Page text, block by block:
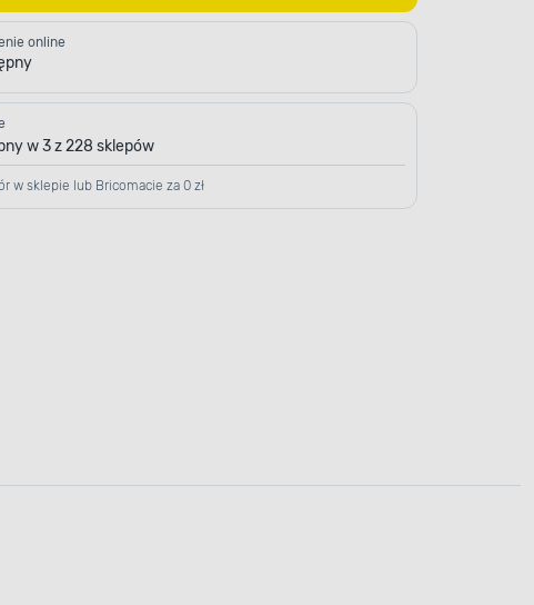
online
w 3 z 228 sklepów
w sklepie lub Bricomacie za 0 zł